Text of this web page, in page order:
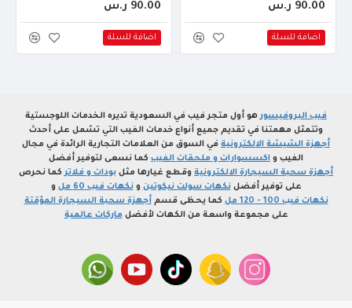
90.00 ر.س
اضافة للسلة
90.00 ر.س
اضافة للسلة
فيب البروفيسورهو أول متجر فيب في السعودية تديره الخدمات اللوجستية
وتتمثل مهمتنا في تقديم جميع أنواع خدمات الفيب التي تشمل على أحدث
أجهزة الشيشة الالكترونية في السوق من العلامات التجارية الرائدة في مجال
الفيب و اكسسوارات و ملحقات الفيب كما نسعى لتوفير أفضل
أجهزة سحبة السيجارة الالكترونية وقطع غيارها مثل بودات و فلاتركما نحرص
على توفير أفضلنكهات سولت نيكوتين ونكهات فيب 60 مل
و
نكهات فيب 100 - 120 مل
كما يحظى قسمأجهزة سحبة السيجارة المؤقتة
على مجموعة واسعة من الكهات لأفضل ماركات عالمية